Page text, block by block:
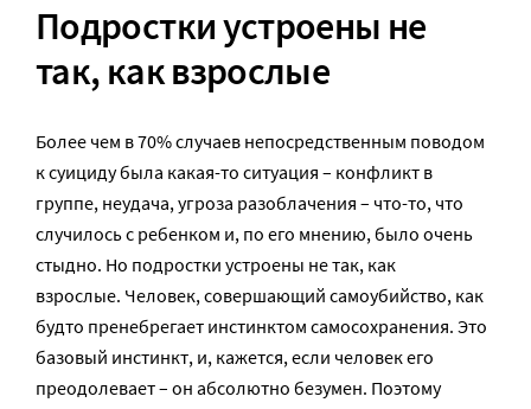
Подростки устроены не
так, как взрослые
Более чем в 70% случаев непосредственным поводом
к суициду была какая-то ситуация – конфликт в
группе, неудача, угроза разоблачения – что-то, что
случилось с ребенком и, по его мнению, было очень
стыдно. Но подростки устроены не так, как
взрослые. Человек, совершающий самоубийство, как
будто пренебрегает инстинктом самосохранения. Это
базовый инстинкт, и, кажется, если человек его
преодолевает – он абсолютно безумен. Поэтому